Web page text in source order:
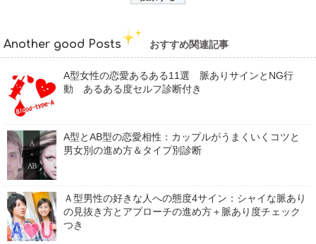
Another good Posts おすすめ関連記事
A型女性の恋愛あるある11選 脈ありサインとNG行
動 あるある度セルフ診断付き
A型とAB型の恋愛相性：カップルがうまくいくコツと
男女別の進め方＆タイプ別診断
Ａ型男性の好きな人への態度4サイン：シャイな脈あり
の見抜き方とアプローチの進め方＋脈あり度チェック
つき